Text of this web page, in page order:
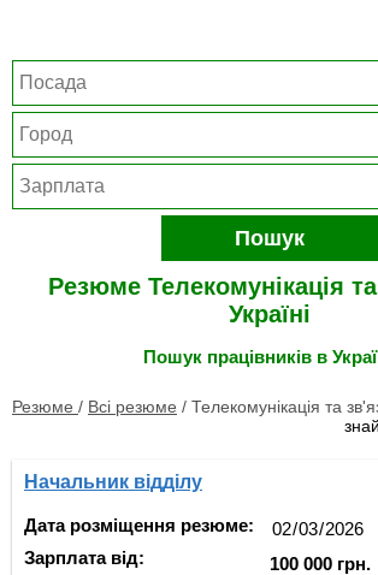
Пошук
Резюме Телекомунікація
Україні
Пошук працівників в
Резюме / Всі резюме / Телекомунікація та
Начальник відділу
Дата розміщення резюме:
Зарплата від:
100 000 грн.